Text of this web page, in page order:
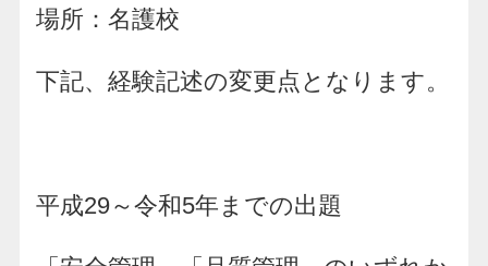
場所：名護校
下記、経験記述の変更点となります。
平成29～令和5年までの出題